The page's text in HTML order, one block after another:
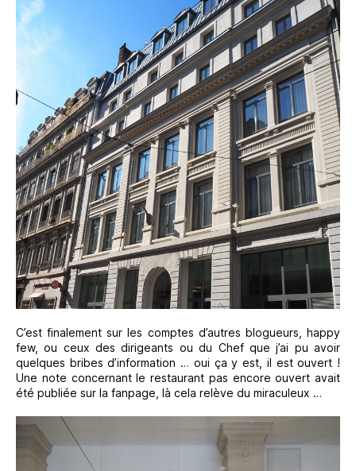
C’est finalement sur les comptes d’autres blogueurs, happy
few, ou ceux des dirigeants ou du Chef que j’ai pu avoir
quelques bribes d’information … oui ça y est, il est ouvert !
Une note concernant le restaurant pas encore ouvert avait
été publiée sur la fanpage, là cela relève du miraculeux …